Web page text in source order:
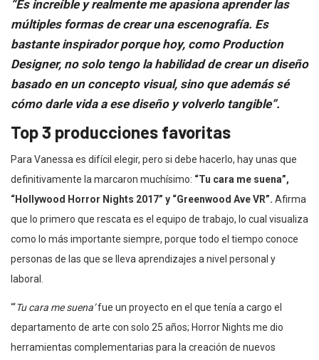
“Es increíble y realmente me apasiona aprender las
múltiples formas de crear una escenografía. Es
bastante inspirador porque hoy, como Production
Designer, no solo tengo la habilidad de crear un diseño
basado en un concepto visual, sino que además sé
cómo darle vida a ese diseño y volverlo tangible”.
Top 3 producciones favoritas
Para Vanessa es difícil elegir, pero si debe hacerlo, hay unas que
definitivamente la marcaron muchísimo: “Tu cara me suena”,
“Hollywood Horror Nights 2017” y “Greenwood Ave VR”. Afirma
que lo primero que rescata es el equipo de trabajo, lo cual visualiza
como lo más importante siempre, porque todo el tiempo conoce
personas de las que se lleva aprendizajes a nivel personal y
laboral.
“‘Tu cara me suena’fue un proyecto en el que tenía a cargo el
departamento de arte con solo 25 años; Horror Nights me dio
herramientas complementarias para la creación de nuevos